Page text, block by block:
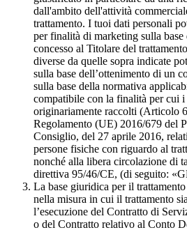
dall'ambito dell'attività
trattamento. I tuoi dati personali
per finalità di marketing sulla base
concesso al Titolare del
diverse da quelle sopra indicate
sulla base dell’ottenimento di un
sulla base della normativa
compatibile con la finalità per cui i
originariamente raccolti (Articolo
Regolamento (UE) 2016/679 del
Consiglio, del 27 aprile 2016,
persone fisiche con riguardo al
nonché alla libera circolazione di
direttiva 95/46/CE, (di seguito:
La base giuridica per il
nella misura in cui il trattamento
l’esecuzione del Contratto di
o del Contratto relativo al Conto